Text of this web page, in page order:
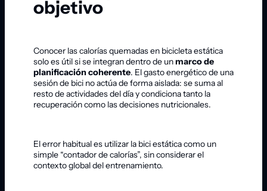
objetivo
Conocer las calorías quemadas en bicicleta estática
solo es útil si se integran dentro de unmarco de
planificación coherente. El gasto energético de una
sesión de bici no actúa de forma aislada: se suma al
resto de actividades del día y condiciona tanto la
recuperación como las decisiones nutricionales.
El error habitual es utilizar la bici estática como un
simple “contador de calorías”, sin considerar el
contexto global del entrenamiento.